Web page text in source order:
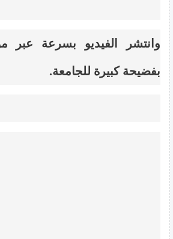
وانتشر الفيديو بسرعة عبر
بفضيحة كبيرة للجامعة.